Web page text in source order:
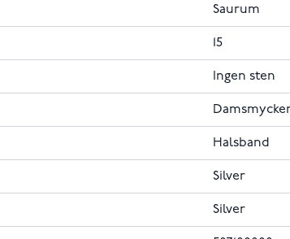
Saurum
15
Ingen sten
Halsband
Silver
Silver